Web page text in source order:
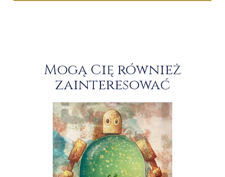
Mogą Cię również
zainteresować